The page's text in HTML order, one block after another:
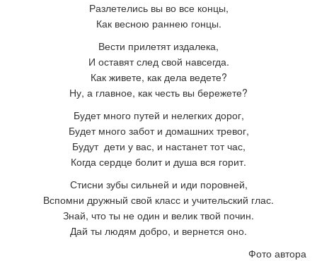
Разлетелись вы во все концы,
Как весною раннею гонцы.
Вести прилетят издалека,
И оставят след свой навсегда.
Как живете, как дела ведете?
Ну, а главное, как честь вы бережете?
Будет много путей и нелегких дорог,
Будет много забот и домашних тревог,
Будут дети у вас, и настанет тот час,
Когда сердце болит и душа вся горит.
Стисни зубы сильней и иди поровней,
Вспомни дружный свой класс и учительский глас.
Знай, что ты не один и велик твой почин.
Дай ты людям добро, и вернется оно.
Фото автора